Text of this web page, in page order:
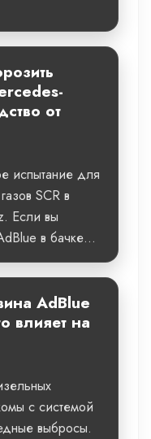
от
испытание для
SCR в
Если вы
в бачке...
AdBlue
влияет на
с системой
выбросы.